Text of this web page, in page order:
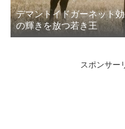
デマントイドガーネット
の輝きを放つ若き王
スポンサー